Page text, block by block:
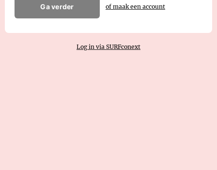
Ga verder of maak een account
Log in via SURFconext